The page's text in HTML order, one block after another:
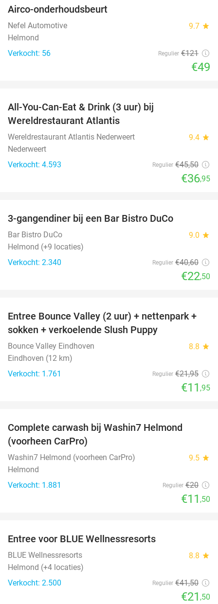
Airco-onderhoudsbeurt
Nefel Automotive 9.7 star
Helmond
Verkocht: 56
Regulier €121
€49
All-You-Can-Eat & Drink (3 uur) bij
Wereldrestaurant Atlantis
Wereldrestaurant Atlantis Nederweert 9.4 star
Nederweert
Verkocht: 4.593
Regulier €45,50
€36,95
3-gangendiner bij een Bar Bistro DuCo
Bar Bistro DuCo 9.0 star
Helmond (+9 locaties)
Verkocht: 2.340
Regulier €40,60
€22,50
46%
Entree Bounce Valley (2 uur) + nettenpark +
sokken + verkoelende Slush Puppy
Bounce Valley Eindhoven 8.8 star
Eindhoven (12 km)
Verkocht: 1.761
Regulier €21,95
€11 ,95
Complete carwash bij Washin7 Helmond
(voorheen CarPro)
Washin7 Helmond (voorheen CarPro) 9.5 star
Helmond
Verkocht: 1.881
Regulier €20
€11 ,50
Entree voor BLUE Wellnessresorts
BLUE Wellnessresorts 8.8 star
Helmond (+4 locaties)
Verkocht: 2.500
Regulier €41,50
€21 ,50